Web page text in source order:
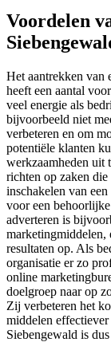
Voordelen
Het aantrekken van
heeft een aantal
veel energie als
bijvoorbeeld niet
verbeteren en om
potentiële klanten
werkzaamheden uit
richten op zaken
inschakelen van
voor een
adverteren is
marketingmiddelen,
resultaten op. Als
organisatie er zo
online
doelgroep naar op
Zij verbeteren het
middelen
Siebengewald is